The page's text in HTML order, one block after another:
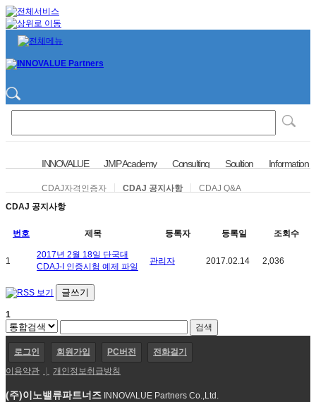
INNOVALUE JMP Academy Consulting Soultion Information
CDAJ자격인증자 CDAJ 공지사항
CDAJ Q&A
CDAJ 공지사항
번호 제목 등록자 등록일 조회수
1
2017년 2월 18일 단국대
CDAJ-I 인증시험 예제 파일
관리자 2017.02.14 2,036
글쓰기
1
로그인 회원가입 PC버전
전화걸기
이용약관
개인정보취급방침
(주)이노밸류파트너즈 INNOVALUE Partners Co.,Ltd.